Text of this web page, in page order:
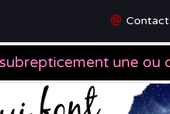
Contact